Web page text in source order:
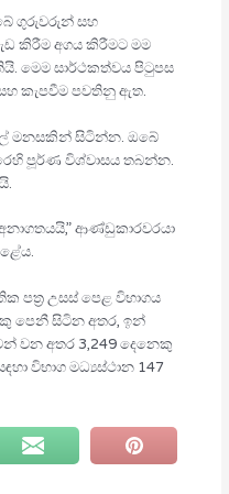
ගුරුවරුන් සහ
කිරීම අගය කිරීමට මම
මෙම සාර්ථකත්වය පිටුපස
කැපවීම පවතිනු ඇත.
මනසකින් සිටින්න. ඔබේ
පූර්ණ විශ්වාසය තබන්න.
ආණ්ඩුකාරවරයා
පත්‍ර උසස් පෙළ විභාගය
පෙනී සිටින අතර, ඉන්
වන අතර 3,249 දෙනෙකු
විභාග මධ්‍යස්ථාන 147